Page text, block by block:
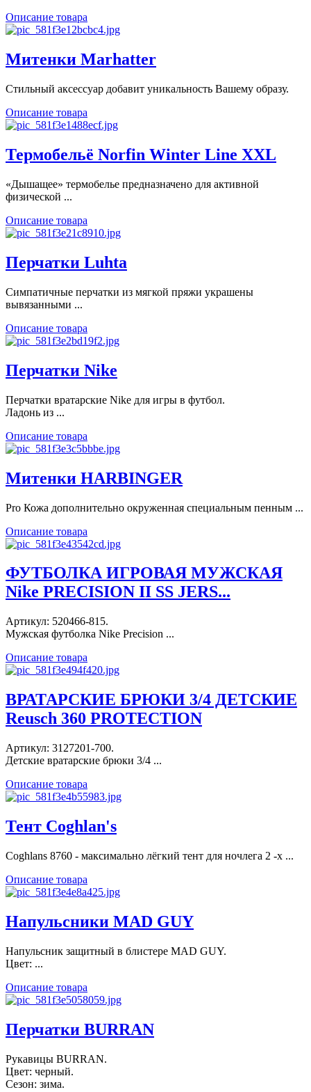
Описание товара
Митенки Marhatter
Стильный аксессуар добавит уникальность Вашему образу.
Описание товара
Термобельё Norfin Winter Line XXL
«Дышащее» термобелье предназначено для активной
физической ...
Описание товара
Перчатки Luhta
Симпатичные перчатки из мягкой пряжи украшены
вывязанными ...
Описание товара
Перчатки Nike
Перчатки вратарские Nike для игры в футбол.
Ладонь из ...
Описание товара
Митенки HARBINGER
Pro Кожа дополнительно окруженная специальным пенным ...
Описание товара
ФУТБОЛКА ИГРОВАЯ МУЖСКАЯ
Nike PRECISION II SS JERS...
Артикул: 520466-815.
Мужская футболка Nike Precision ...
Описание товара
ВРАТАРСКИЕ БРЮКИ 3/4 ДЕТСКИЕ
Reusch 360 PROTECTION
Артикул: 3127201-700.
Детские вратарские брюки 3/4 ...
Описание товара
Тент Coghlan's
Coghlans 8760 - максимально лёгкий тент для ночлега 2 -х ...
Описание товара
Напульсники MAD GUY
Напульсник защитный в блистере MAD GUY.
Цвет: ...
Описание товара
Перчатки BURRAN
Рукавицы BURRAN.
Цвет: черный.
Сезон: зима.